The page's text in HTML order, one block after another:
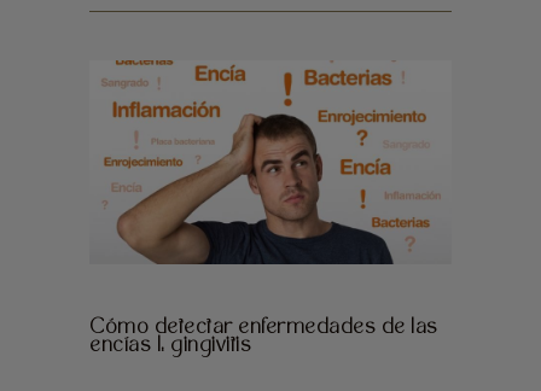
Cómo detectar enfermedades de las
encías I: gingivitis